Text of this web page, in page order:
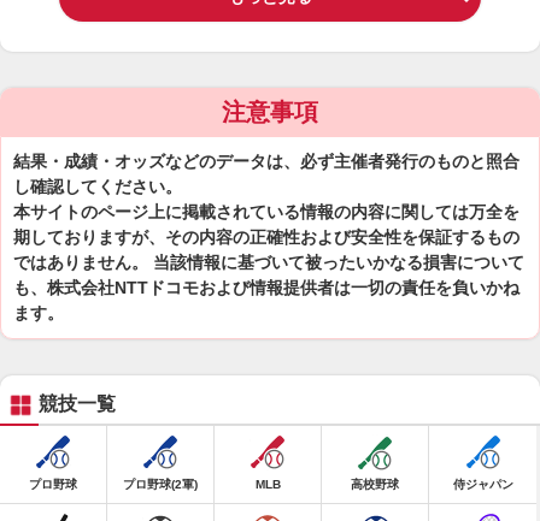
注意事項
結果・成績・オッズなどのデータは、必ず主催者発行のものと照合
し確認してください。
本サイトのページ上に掲載されている情報の内容に関しては万全を
期しておりますが、その内容の正確性および安全性を保証するもの
ではありません。 当該情報に基づいて被ったいかなる損害について
も、株式会社NTTドコモおよび情報提供者は一切の責任を負いかね
ます。
競技一覧
プロ野球 プロ野球(2軍) MLB 高校野球 侍ジャパン